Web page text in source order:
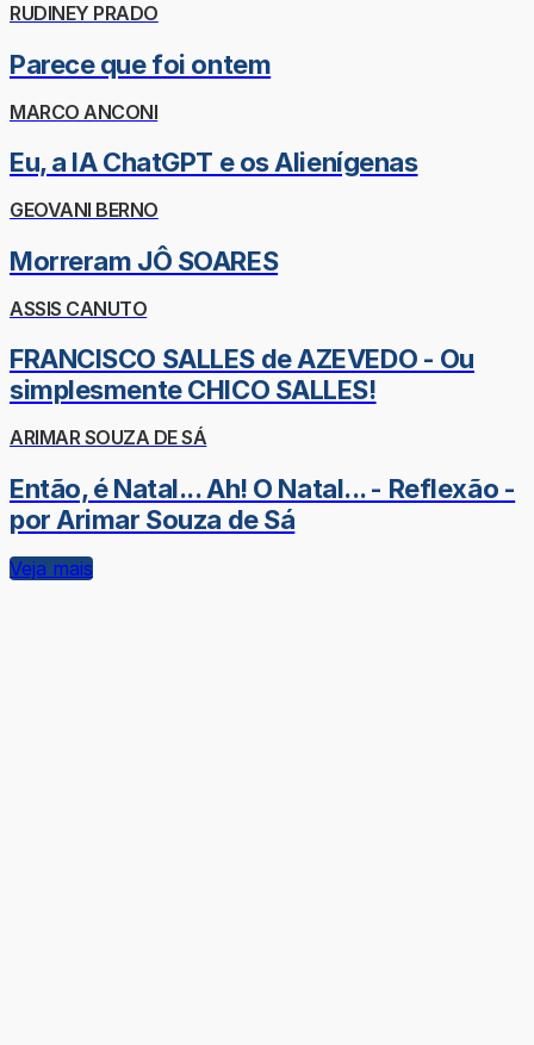
RUDINEY PRADO
Parece que foi ontem
MARCO ANCONI
Eu, a IA ChatGPT e os Alienígenas
GEOVANI BERNO
Morreram JÔ SOARES
ASSIS CANUTO
FRANCISCO SALLES de AZEVEDO - Ou
simplesmente CHICO SALLES!
ARIMAR SOUZA DE SÁ
Então, é Natal... Ah! O Natal... - Reflexão -
por Arimar Souza de Sá
Veja mais